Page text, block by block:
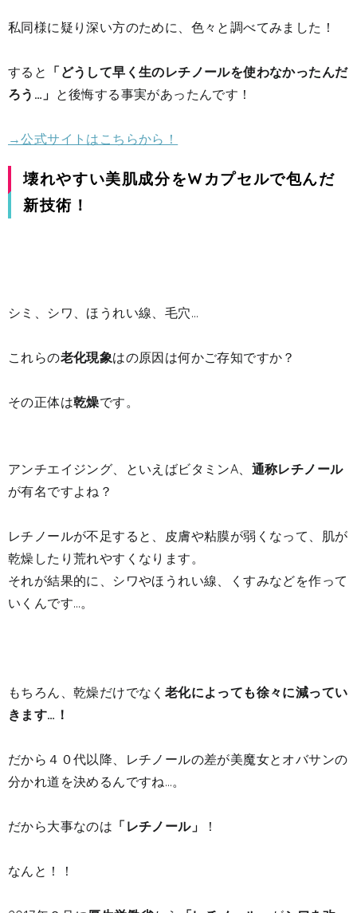
私同様に疑り深い方のために、色々と調べてみました！
すると 「どうして早く生のレチノールを使わなかったんだ
ろう…」 と後悔する事実があったんです！
→公式サイトはこちらから！
壊れやすい美肌成分をWカプセルで包んだ
新技術！
シミ、シワ、ほうれい線、毛穴…
これらの老化現象はの原因は何かご存知ですか？
その正体は乾燥です。
アンチエイジング、といえばビタミンA、 通称レチノール
が有名ですよね？
レチノールが不足すると、皮膚や粘膜が弱くなって、肌が
乾燥したり荒れやすくなります。
それが結果的に、シワやほうれい線、くすみなどを作って
いくんです…。
もちろん、乾燥だけでなく 老化によっても徐々に減ってい
きます…！
だから４０代以降、レチノールの差が美魔女とオバサンの
分かれ道を決めるんですね…。
だから大事なのは 「レチノール」 ！
なんと！！